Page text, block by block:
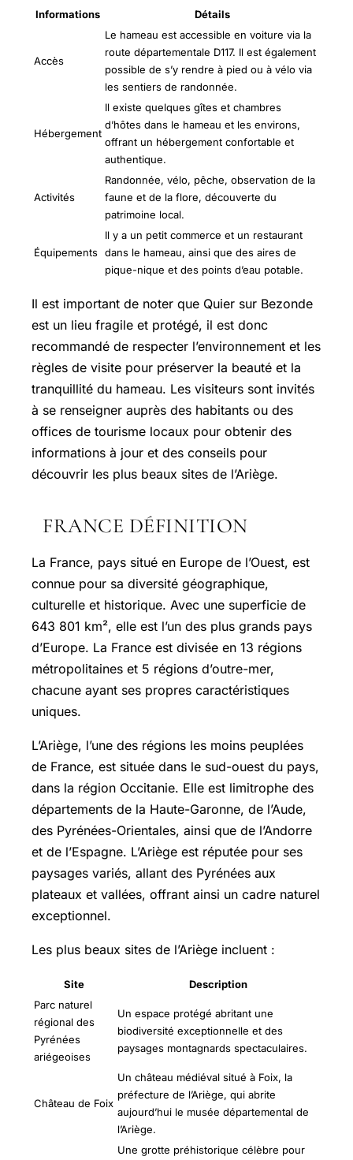
Informations Détails
Accès
Le hameau est accessible en voiture via la
route départementale D117. Il est également
possible de s’y rendre à pied ou à vélo via
les sentiers de randonnée.
Hébergement
Il existe quelques gîtes et chambres
d’hôtes dans le hameau et les environs,
offrant un hébergement confortable et
authentique.
Activités
Randonnée, vélo, pêche, observation de la
faune et de la flore, découverte du
patrimoine local.
Équipements
Il y a un petit commerce et un restaurant
dans le hameau, ainsi que des aires de
pique-nique et des points d’eau potable.
Il est important de noter que Quier sur Bezonde
est un lieu fragile et protégé, il est donc
recommandé de respecter l’environnement et les
règles de visite pour préserver la beauté et la
tranquillité du hameau. Les visiteurs sont invités
à se renseigner auprès des habitants ou des
offices de tourisme locaux pour obtenir des
informations à jour et des conseils pour
découvrir les plus beaux sites de l’Ariège.
FRANCE DÉFINITION
La France, pays situé en Europe de l’Ouest, est
connue pour sa diversité géographique,
culturelle et historique. Avec une superficie de
643 801 km², elle est l’un des plus grands pays
d’Europe. La France est divisée en 13 régions
métropolitaines et 5 régions d’outre-mer,
chacune ayant ses propres caractéristiques
uniques.
L’Ariège, l’une des régions les moins peuplées
de France, est située dans le sud-ouest du pays,
dans la région Occitanie. Elle est limitrophe des
départements de la Haute-Garonne, de l’Aude,
des Pyrénées-Orientales, ainsi que de l’Andorre
et de l’Espagne. L’Ariège est réputée pour ses
paysages variés, allant des Pyrénées aux
plateaux et vallées, offrant ainsi un cadre naturel
exceptionnel.
Les plus beaux sites de l’Ariège incluent :
Site
Description
Parc naturel
régional des
Pyrénées
ariégeoises
Un espace protégé abritant une
biodiversité exceptionnelle et des
paysages montagnards spectaculaires.
Château de Foix
Un château médiéval situé à Foix, la
préfecture de l’Ariège, qui abrite
aujourd’hui le musée départemental de
l’Ariège.
Une grotte préhistorique célèbre pour